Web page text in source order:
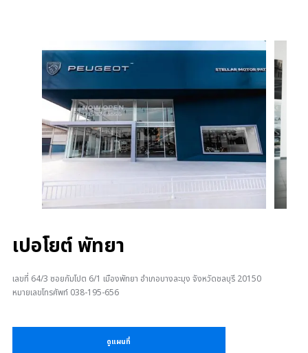
เปอโยต์ พัทยา
เลขที่ 64/3 ซอยกัมโปต 6/1 เมืองพัทยา อำเภอบางละมุง จังหวัดชลบุรี 20150
หมายเลขโทรศัพท์ 038-195-656
ดูแผนที่